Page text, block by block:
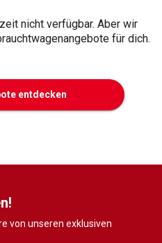
nicht verfügbar. Aber wir
für dich.
entdecken
von unseren exklusiven